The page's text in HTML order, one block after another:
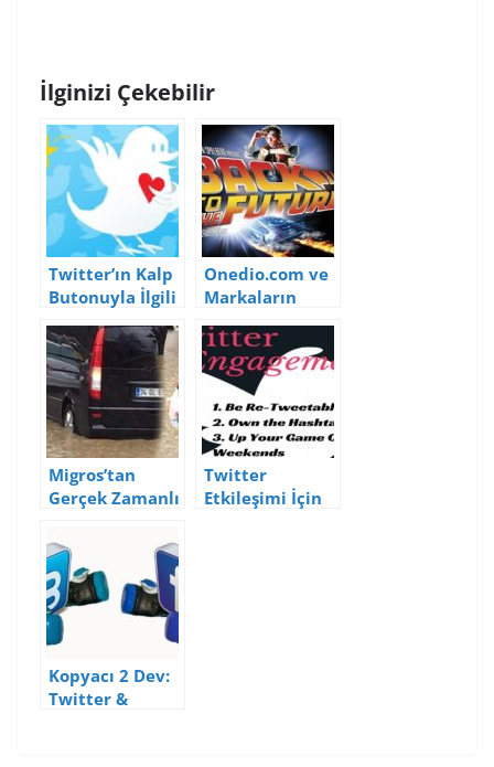
İlginizi Çekebilir
Twitter’ın Kalp
Butonuyla İlgili
Gerçek Zamanlı
Pazarlama
Örnekleri
Onedio.com ve
Markaların
Geleceğe Dönüş
Günü
Paylaşımları
Migros’tan
Gerçek Zamanlı
Örneği
Twitter
Etkileşimi İçin
Kopyacı 2 Dev:
Twitter &